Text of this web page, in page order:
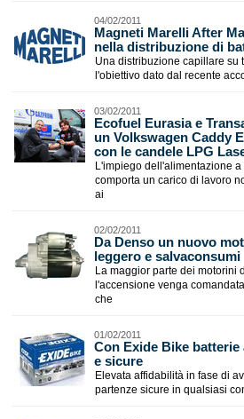
04/02/2011
Magneti Marelli After
nella distribuzione di
Una distribuzione capillare su
l'obiettivo dato dal recente
03/02/2011
Ecofuel Eurasia e
un Volkswagen Caddy
con le candele LPG
L'impiego dell'alimentazione
comporta un carico di lavoro
ai
02/02/2011
Da Denso un nuovo
leggero e salvaconsumi
La maggior parte dei motorini
l'accensione venga
che
01/02/2011
Con Exide Bike
e sicure
Elevata affidabilità in fase di
partenze sicure in qualsiasi